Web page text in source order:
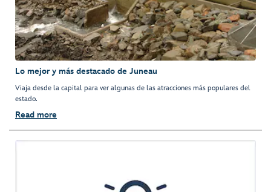
Lo mejor y más destacado de Juneau
Viaja desde la capital para ver algunas de las atracciones más populares del
estado.
Read more